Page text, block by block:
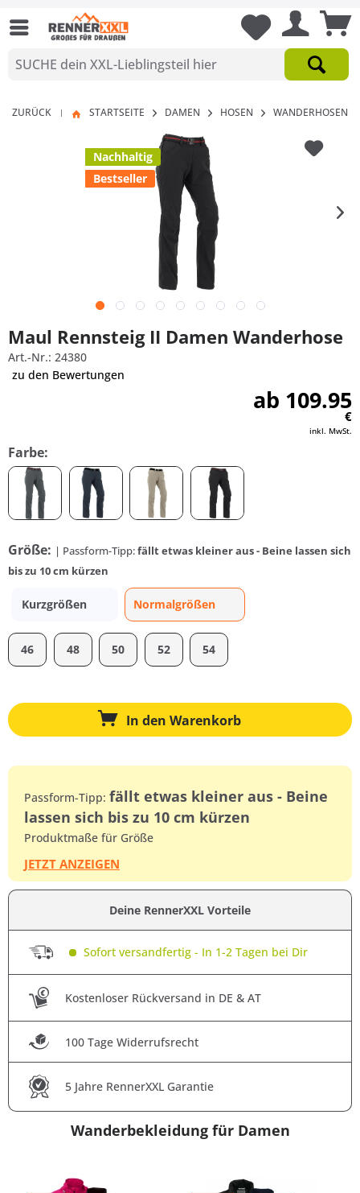
ZURÜCK | STARTSEITE DAMEN HOSEN WANDERHOSEN
Nachhaltig
Bestseller
Maul Rennsteig II Damen Wanderhose
Art.-Nr.: 24380
zu den Bewertungen
ab 109.95
€
inkl. MwSt.
Farbe:
Größe: | Passform-Tipp:fällt etwas kleiner aus - Beine lassen sich
bis zu 10 cm kürzen
Kurzgrößen Normalgrößen
46 48 50 52 54
In den Warenkorb
Passform-Tipp: fällt etwas kleiner aus - Beine
lassen sich bis zu 10 cm kürzen
Produktmaße für Größe
JETZT ANZEIGEN
Deine RennerXXL Vorteile
Sofort versandfertig - In 1-2 Tagen bei Dir
Kostenloser Rückversand in DE & AT
100 Tage Widerrufsrecht
5 Jahre RennerXXL Garantie
Wanderbekleidung für Damen